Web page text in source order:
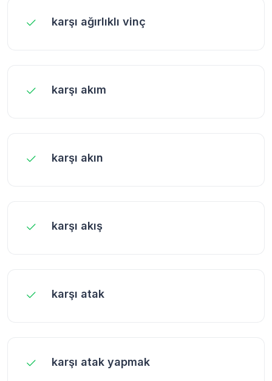
karşı ağırlıklı vinç
karşı akım
karşı akın
karşı akış
karşı atak
karşı atak yapmak